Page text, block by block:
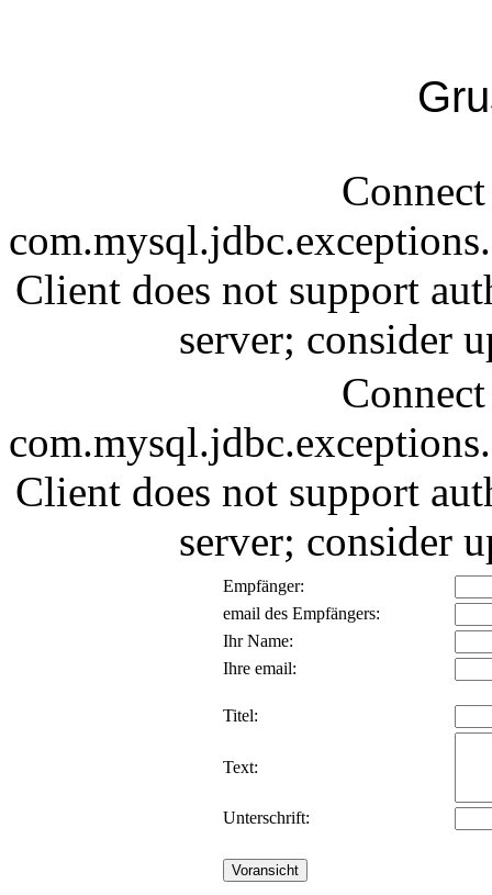
Client does not support
server; consider
Client does not support
server; consider
Empfänger:
email des Empfängers:
Ihr Name:
Ihre email:
Titel:
Text:
Unterschrift: